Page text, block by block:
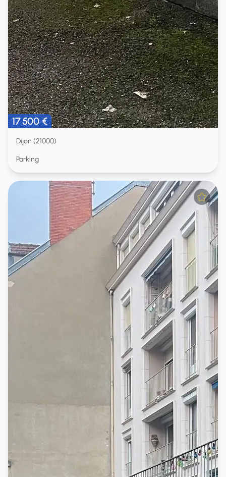
17 500 €
Dijon (21000)
Parking